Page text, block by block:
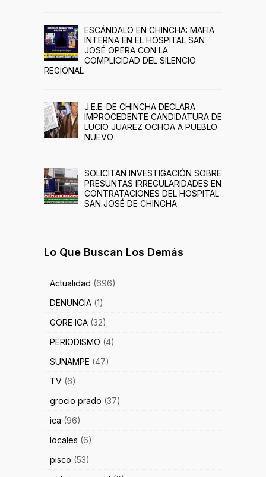
ESCÁNDALO EN CHINCHA: MAFIA
INTERNA EN EL HOSPITAL SAN
JOSÉ OPERA CON LA
COMPLICIDAD DEL SILENCIO
REGIONAL
J.E.E. DE CHINCHA DECLARA
IMPROCEDENTE CANDIDATURA DE
LUCIO JUAREZ OCHOA A PUEBLO
NUEVO
SOLICITAN INVESTIGACIÓN SOBRE
PRESUNTAS IRREGULARIDADES EN
CONTRATACIONES DEL HOSPITAL
SAN JOSÉ DE CHINCHA
Lo Que Buscan Los Demás
Actualidad (696)
DENUNCIA (1)
GORE ICA (32)
PERIODISMO (4)
SUNAMPE (47)
TV (6)
grocio prado (37)
ica (96)
locales (6)
pisco (53)